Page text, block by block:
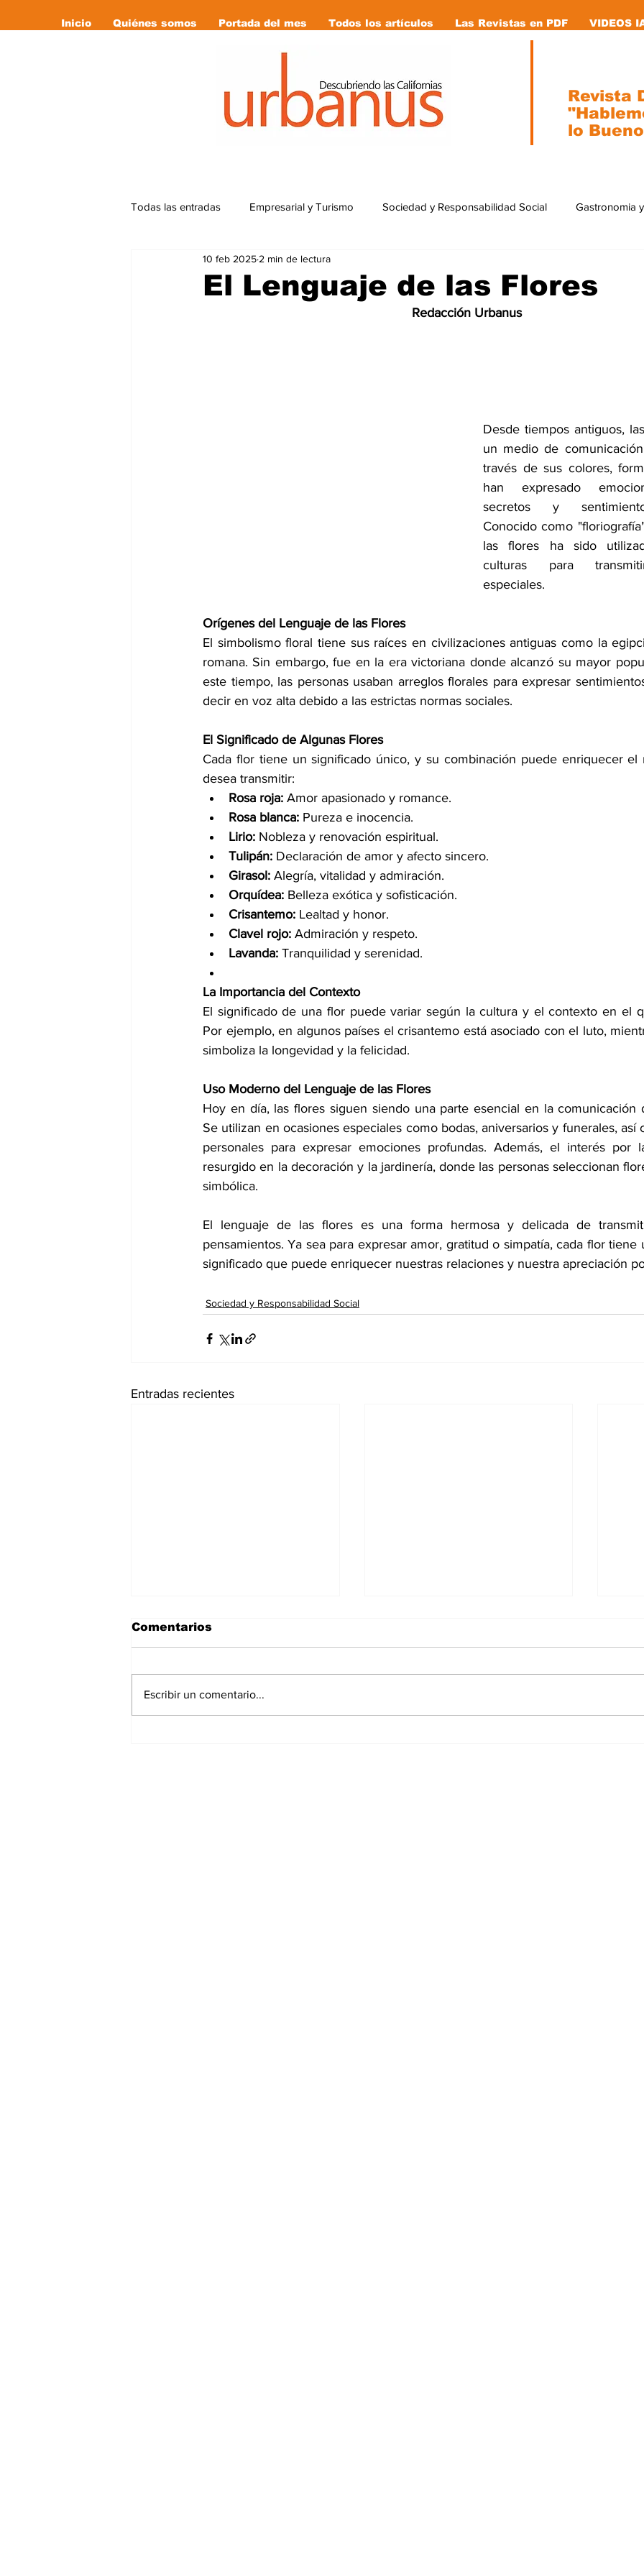
Inicio Quiénes somos Portada del mes Todos los artículos Las Revistas en PDF VIDEOS
Todas las entradas Empresarial y Turismo Sociedad y Responsabilidad Social Gastronomia
Deportes Editorial
Vida Animal Mujeres que cambiaron la historia
El Lenguaje de las Flores
10 feb 2025 2 min de lectura
Redacción Urbanus
Desde tiempos antiguos,
un medio de
través de sus colores,
han expresado
secretos y
Conocido como
las flores ha sido
culturas para
especiales.
Orígenes del Lenguaje de las Flores
El simbolismo floral tiene sus raíces en civilizaciones antiguas como la
romana. Sin embargo, fue en la era victoriana donde alcanzó su mayor
este tiempo, las personas usaban arreglos florales para expresar
decir en voz alta debido a las estrictas normas sociales.
El Significado de Algunas Flores
Cada flor tiene un significado único, y su combinación puede enriquecer el
desea transmitir:
Rosa roja: Amor apasionado y romance.
Rosa blanca: Pureza e inocencia.
Lirio: Nobleza y renovación espiritual.
Tulipán: Declaración de amor y afecto sincero.
Girasol: Alegría, vitalidad y admiración.
Orquídea: Belleza exótica y sofisticación.
Crisantemo: Lealtad y honor.
Clavel rojo: Admiración y respeto.
Lavanda: Tranquilidad y serenidad.
La Importancia del Contexto
El significado de una flor puede variar según la cultura y el contexto en el
Por ejemplo, en algunos países el crisantemo está asociado con el luto,
simboliza la longevidad y la felicidad.
Uso Moderno del Lenguaje de las Flores
Hoy en día, las flores siguen siendo una parte esencial en la comunicación
Se utilizan en ocasiones especiales como bodas, aniversarios y funerales, así
personales para expresar emociones profundas. Además, el interés por
resurgido en la decoración y la jardinería, donde las personas seleccionan
simbólica.
El lenguaje de las flores es una forma hermosa y delicada de
pensamientos. Ya sea para expresar amor, gratitud o simpatía, cada flor tiene
significado que puede enriquecer nuestras relaciones y nuestra apreciación
Sociedad y Responsabilidad Social
Entradas recientes
Comentarios
Escribir un comentario...
Revista
lo